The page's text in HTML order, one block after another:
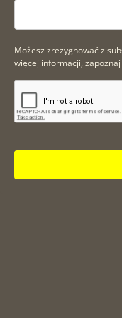
Możesz zrezygnować z
więcej informacji, zapoznaj